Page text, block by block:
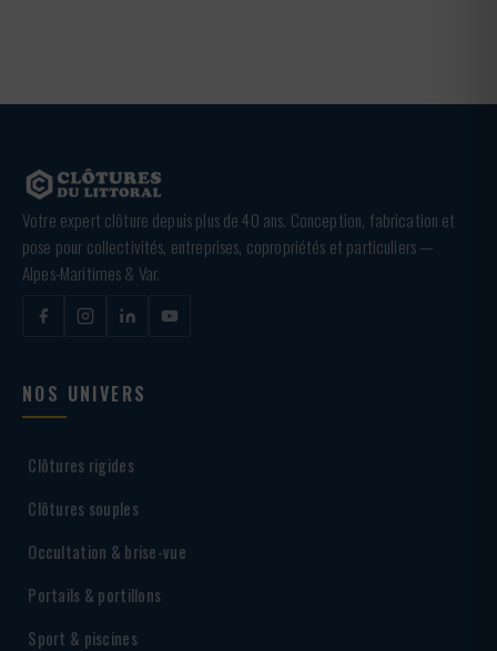
Votre expert clôture depuis plus de 40 ans. Conception, fabrication et
pose pour collectivités, entreprises, copropriétés et particuliers —
Alpes-Maritimes & Var.
NOS UNIVERS
Clôtures rigides
Clôtures souples
Occultation & brise-vue
Portails & portillons
Sport & piscines